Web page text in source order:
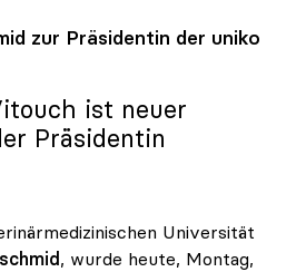
zur Präsidentin der uniko
ist neuer
Präsidentin
Universität
, wurde heute, Montag,